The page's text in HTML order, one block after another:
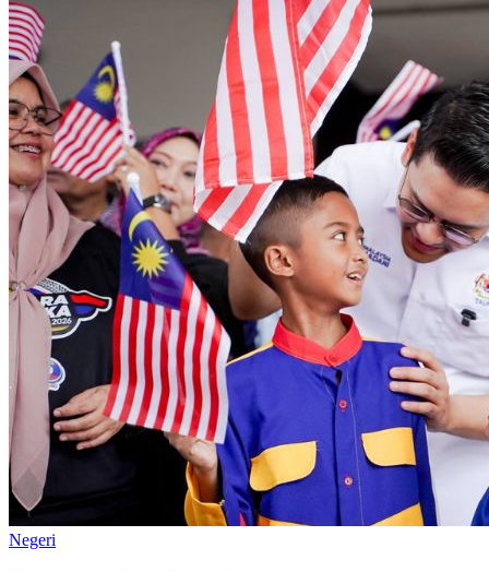
Negeri